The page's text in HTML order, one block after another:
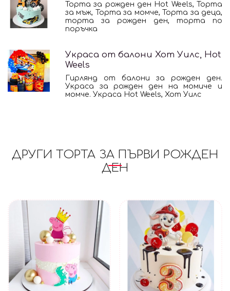
Торта за рожден ден Hot Weels, Торта
за мъж, Торта за момче, Торта за деца,
торта за рожден ден, торта по
поръчка
Украса от балони Хот Уилс, Hot
Weels
Гирлянд от балони за рожден ден.
Украса за рожден ден на момиче и
момче. Украса Hot Weels, Хот Уилс
ДРУГИ ТОРТА ЗА ПЪРВИ РОЖДЕН
ДЕН